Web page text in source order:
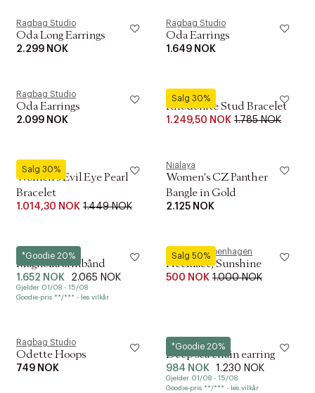
Ragbag Studio
Oda Long Earrings
2.299 NOK
Ragbag Studio
Oda Earrings
1.649 NOK
Ragbag Studio
Oda Earrings
2.099 NOK
Salg 30%
Nialaya
Rhodonite Stud Bracelet
1.249,50 NOK 1.785 NOK
Salg 30%
Nialaya
Women's Evil Eye Pearl
Bracelet
1.014,30 NOK 1.449 NOK
Nialaya
Women's CZ Panther
Bangle in Gold
2.125 NOK
*Goodie 20%
Hultquist
Magnolia armbånd
1.652 NOK 2.065 NOK
Gjelder 01/08 - 15/08
Goodie-pris **/*** - les vilkår
Salg 50%
ENAMEL Copenhagen
Necklace, Sunshine
500 NOK 1.000 NOK
Ragbag Studio
Odette Hoops
749 NOK
*Goodie 20%
Hultquist
Deep sea chain earring
984 NOK 1.230 NOK
Gjelder 01/08 - 15/08
Goodie-pris **/*** - les vilkår